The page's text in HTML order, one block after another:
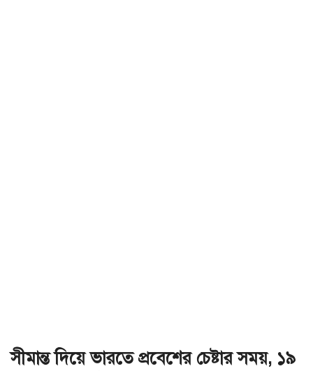
সীমান্ত দিয়ে ভারতে প্রবেশের চেষ্টার সময়, ১৯